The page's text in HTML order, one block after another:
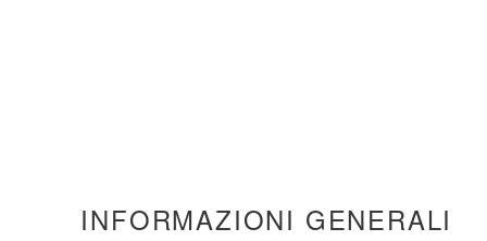
INFORMAZIONI GENERALI